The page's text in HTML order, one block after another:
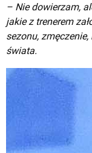
– Nie dowierzam,
jakie z trenerem
sezonu,
świata.